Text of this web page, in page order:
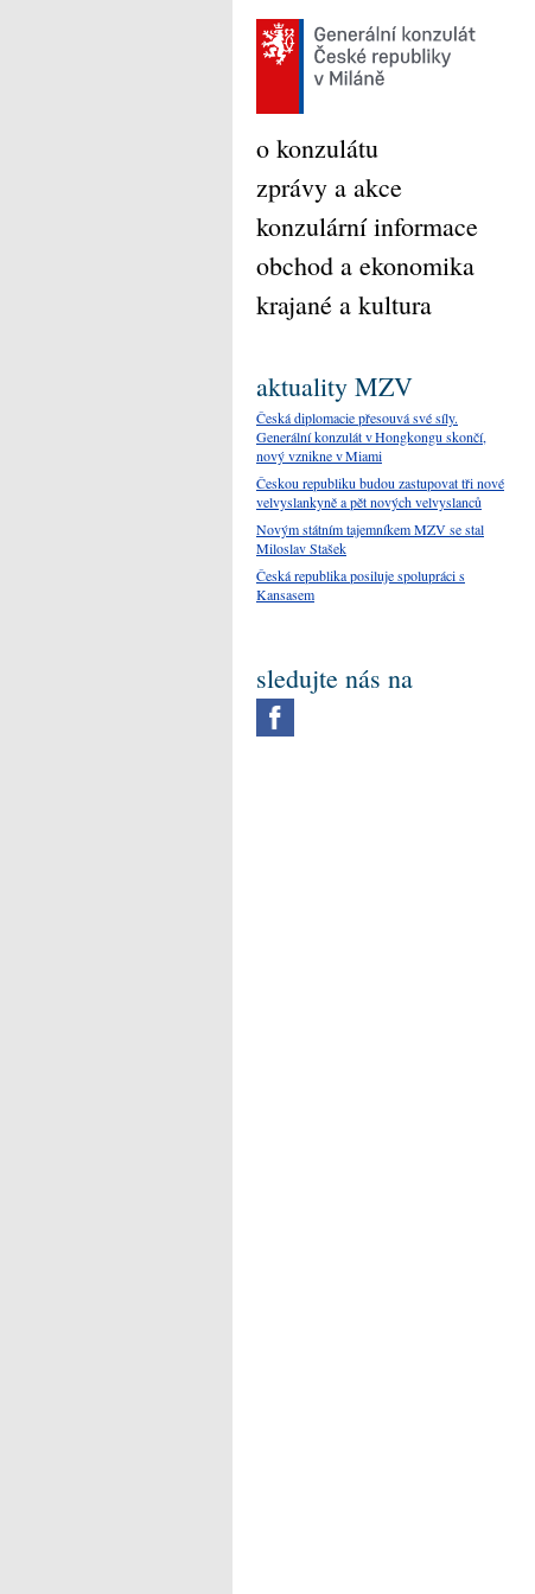
o konzulátu
zprávy a akce
konzulární informace
obchod a ekonomika
krajané a kultura
aktuality MZV
Česká diplomacie přesouvá své síly.
Generální konzulát v Hongkongu skončí,
nový vznikne v Miami
Českou republiku budou zastupovat tři nové
velvyslankyně a pět nových velvyslanců
Novým státním tajemníkem MZV se stal
Miloslav Stašek
Česká republika posiluje spolupráci s
Kansasem
sledujte nás na